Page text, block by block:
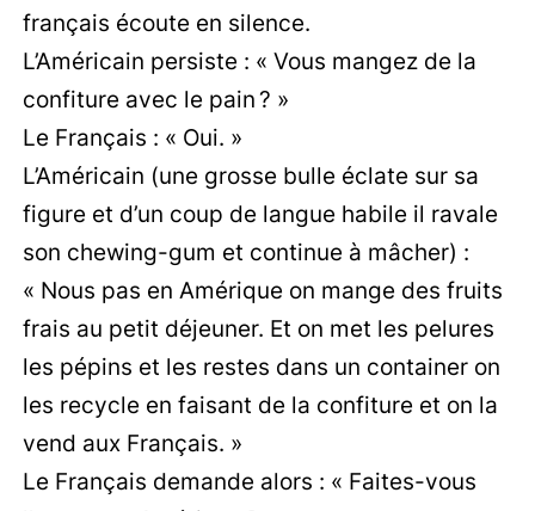
français écoute en silence.
L’Américain persiste : « Vous mangez de la
confiture avec le pain ? »
Le Français : « Oui. »
L’Américain (une grosse bulle éclate sur sa
figure et d’un coup de langue habile il ravale
son chewing-gum et continue à mâcher) :
« Nous pas en Amérique on mange des fruits
frais au petit déjeuner. Et on met les pelures
les pépins et les restes dans un container on
les recycle en faisant de la confiture et on la
vend aux Français. »
Le Français demande alors : « Faites-vous